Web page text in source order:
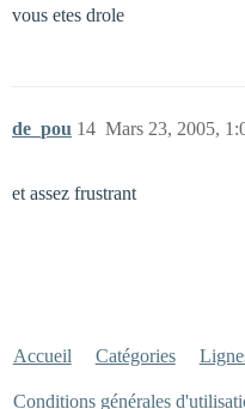
vous etes drole
de_pou Mars 23, 2005,
14
et assez frustrant
Accueil Catégories
Conditions générales